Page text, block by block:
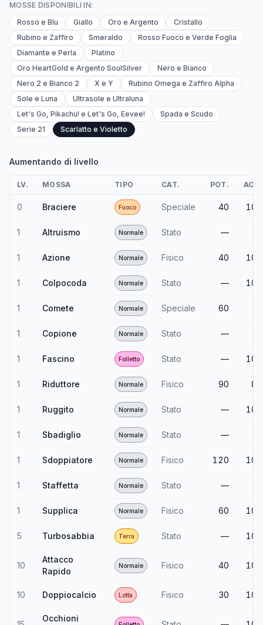
MOSSE DISPONIBILI IN:
Rosso e Blu
Giallo Oro e Argento
Cristallo
Rubino e Zaffiro
Smeraldo
Rosso Fuoco e Verde Foglia
Diamante e Perla
Platino
Oro HeartGold e Argento SoulSilver
Nero e Bianco
Nero 2 e Bianco 2
X e Y
Rubino Omega e Zaffiro Alpha
Sole e Luna
Ultrasole e Ultraluna
Let's Go, Pikachu! e Let's Go, Eevee!
Spada e Scudo
Serie 21
Scarlatto e Violetto
Aumentando di livello
LV. MOSSA TIPO CAT. POT. ACC.
0 Braciere Fuoco Speciale 40 100
1 Altruismo Normale Stato —
1 Azione Normale Fisico 40 100
1 Colpocoda Normale Stato — 100
1 Comete Normale Speciale 60
1 Copione Normale Stato —
1 Fascino Folletto Stato — 100
1 Riduttore Normale Fisico 90 85
1 Ruggito Normale Stato — 100
1 Sbadiglio Normale Stato —
1 Sdoppiatore Normale Fisico 120 100
1 Staffetta Normale Stato —
1 Supplica Normale Fisico 60 100
5 Turbosabbia Terra Stato — 100
10
Attacco
Rapido
Normale Fisico 40 100
10 Doppiocalcio Lotta Fisico 30 100
Occhioni